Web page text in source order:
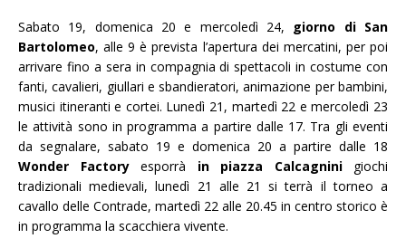
Sabato 19, domenica 20 e mercoledì 24, giorno di San
Bartolomeo, alle 9 è prevista l’apertura dei mercatini, per poi
arrivare fino a sera in compagnia di spettacoli in costume con
fanti, cavalieri, giullari e sbandieratori, animazione per bambini,
musici itineranti e cortei. Lunedì 21, martedì 22 e mercoledì 23
le attività sono in programma a partire dalle 17. Tra gli eventi
da segnalare, sabato 19 e domenica 20 a partire dalle 18
Wonder Factoryesporrà in piazza Calcagninigiochi
tradizionali medievali, lunedì 21 alle 21 si terrà il torneo a
cavallo delle Contrade, martedì 22 alle 20.45 in centro storico è
in programma la scacchiera vivente.